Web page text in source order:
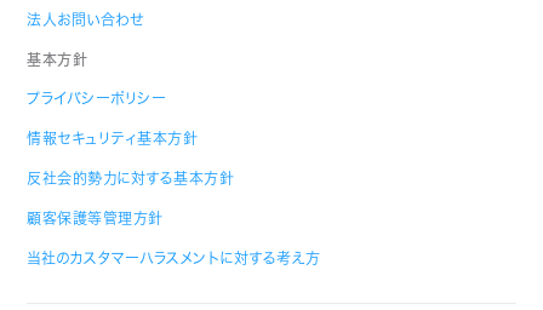
法人お問い合わせ
基本方針
プライバシーポリシー
情報セキュリティ基本方針
反社会的勢力に対する基本方針
顧客保護等管理方針
当社のカスタマーハラスメントに対する考え方